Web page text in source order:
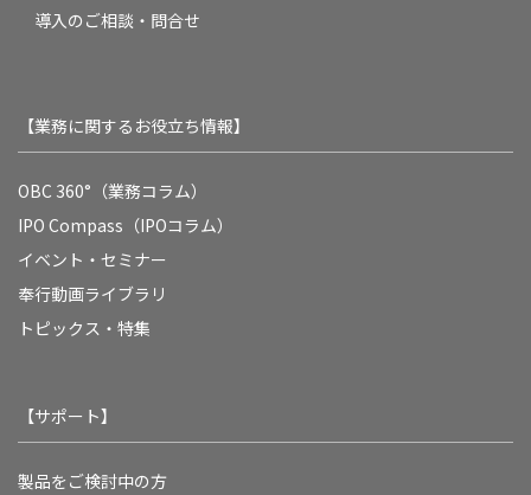
導入のご相談・問合せ
【業務に関するお役立ち情報】
OBC 360°（業務コラム）
IPO Compass（IPOコラム）
イベント・セミナー
奉行動画ライブラリ
トピックス・特集
【サポート】
製品をご検討中の方